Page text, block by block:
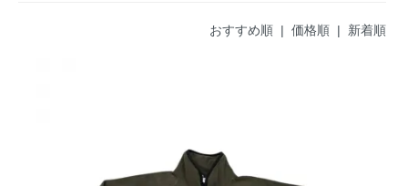
おすすめ順| 価格順 | 新着順